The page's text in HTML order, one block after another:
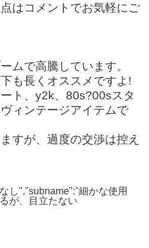
はコメントでお気軽にご
ムで高騰しています。
も長くオススメですよ!
ト、y2k、80s?00sスタ
ィンテージアイテムで
すが、過度の交渉は控え
し","subname":"細かな使用
が、目立たない